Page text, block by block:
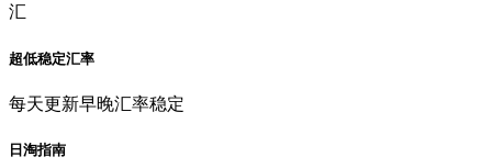
汇
超低稳定汇率
每天更新早晚汇率稳定
日淘指南